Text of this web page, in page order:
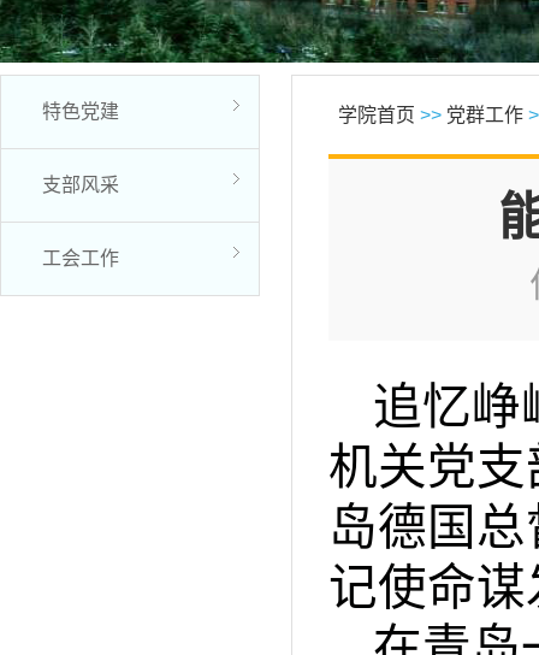
特色党建
支部风采
工会工作
学院首页 >> 党群工作
追忆峥
机关党
岛德国
记使命谋